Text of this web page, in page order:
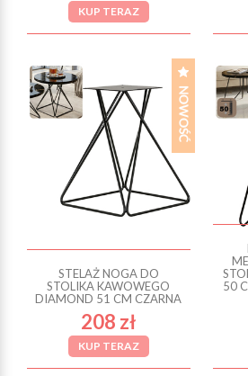
KUP TERAZ
STELAŻ NOGA DO
STOLIKA KAWOWEGO
DIAMOND 51 CM CZARNA
208 zł
KUP TERAZ
50